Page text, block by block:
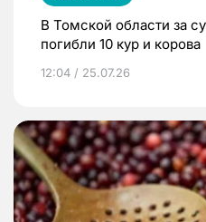
В Томской области за
погибли 10 кур и корова
12:04 / 25.07.26